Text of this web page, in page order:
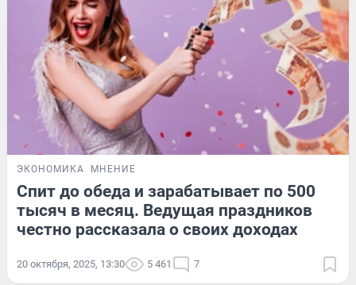
ЭКОНОМИКА МНЕНИЕ
Спит до обеда и зарабатывает по 500
тысяч в месяц. Ведущая праздников
честно рассказала о своих доходах
20 октября, 2025, 13:30 5 461 7